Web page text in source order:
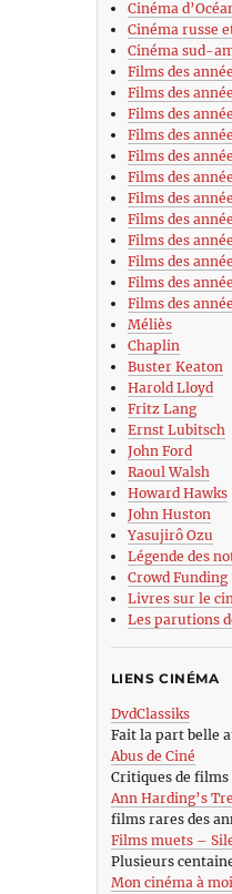
Cinéma
Cinéma russe
Cinéma sud-
Films des
Films des
Films des
Films des
Films des
Films des
Films des
Films des
Films des
Films des
Films des
Films des
Méliès
Chaplin
Buster Keaton
Harold Lloyd
Fritz Lang
Ernst Lubitsch
John Ford
Raoul Walsh
Howard Hawks
John Huston
Yasujirô Ozu
Légende des
Crowd Funding
Livres sur le
Les parutions
LIENS CINÉMA
DvdClassiks
Fait la part belle
Abus de Ciné
Critiques de films
Ann Harding’s
films rares des
Films muets –
Plusieurs
Mon cinéma à moi